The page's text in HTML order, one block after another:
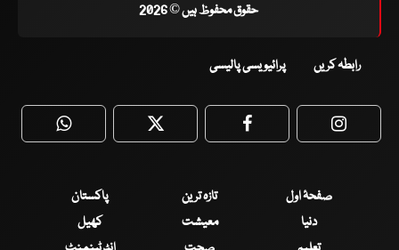
حقوق محفوظ ہیں © 2026
رابطہ کریں پرائیویسی پالیسی
WhatsApp Twitter Facebook
صفحۂ اول تازہ ترین
پاکستان
دنیا
معیشت
کھیل